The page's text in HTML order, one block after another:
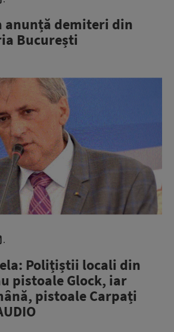
anunță demiteri din
București
.
Polițiștii locali din
pistoale Glock, iar
pistoale Carpați